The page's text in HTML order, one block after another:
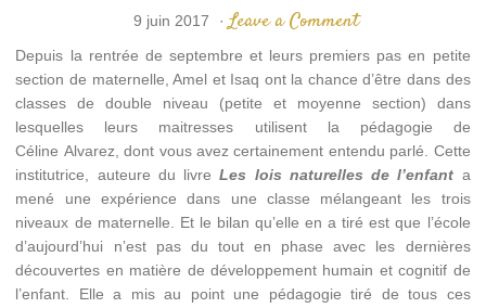
9 juin 2017 · Leave a Comment
Depuis la rentrée de septembre et leurs premiers pas en petite
section de maternelle, Amel et Isaq ont la chance d’être dans des
classes de double niveau (petite et moyenne section) dans
lesquelles leurs maitresses utilisent la pédagogie de
Céline Alvarez, dont vous avez certainement entendu parlé. Cette
institutrice, auteure du livreLes lois naturelles de l’enfant a
mené une expérience dans une classe mélangeant les trois
niveaux de maternelle. Et le bilan qu’elle en a tiré est que l’école
d’aujourd’hui n’est pas du tout en phase avec les dernières
découvertes en matière de développement humain et cognitif de
l’enfant. Elle a mis au point une pédagogie tiré de tous ces